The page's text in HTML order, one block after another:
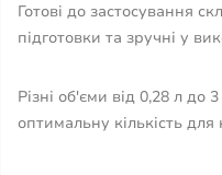
Готові до застосування
підготовки та зручні у
Різні об'єми від 0,28 л до
оптимальну кількість